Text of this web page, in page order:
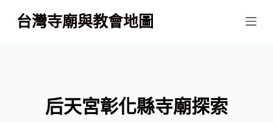
跳
至
台灣寺廟與教會地圖
后天宮彰化縣寺廟探索